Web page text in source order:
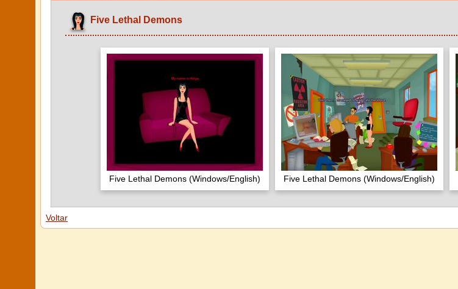
Five Lethal Demons
Five Lethal Demons (Windows/English) Five Lethal Demons (Windows/English)
Voltar